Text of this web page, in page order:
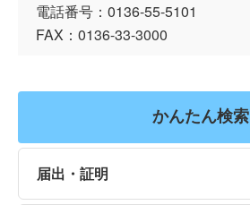
電話番号：0136-55-5101
FAX：0136-33-3000
かんたん検索
届出・証明